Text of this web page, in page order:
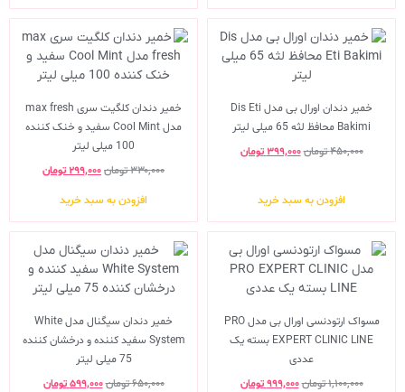
خمیر دندان اورال بی مدل Dis Eti
Bakimi محافظ لثه 65 میلی لیتر
۴۵۰,۰۰۰تومان۳۹۹,۰۰۰ تومان
افزودن به سبد خرید
خمیر دندان کلگیت سری max fresh
مدل Cool Mint سفید و خنک کننده
100 میلی لیتر
۳۳۰,۰۰۰تومان۲۹۹,۰۰۰تومان
افزودن به سبد خرید
مسواک ارتودنسی اورال بی مدل PRO
EXPERT CLINIC LINE بسته یک
عددی
۱,۱۰۰,۰۰۰تومان۹۹۹,۰۰۰ تومان
خمیر دندان سیگنال مدل White
System سفید کننده و درخشان کننده
75 میلی لیتر
۶۵۰,۰۰۰تومان۵۹۹,۰۰۰ تومان